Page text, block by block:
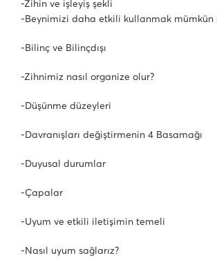
-Zihin ve işleyiş şekli
-Beynimizi daha etkili kullanmak mümkün
-Bilinç ve Bilinçdışı
-Zihnimiz nasıl organize olur?
-Düşünme düzeyleri
-Davranışları değiştirmenin 4 Basamağı
-Duyusal durumlar
-Çapalar
-Uyum ve etkili iletişimin temeli
-Nasıl uyum sağlarız?